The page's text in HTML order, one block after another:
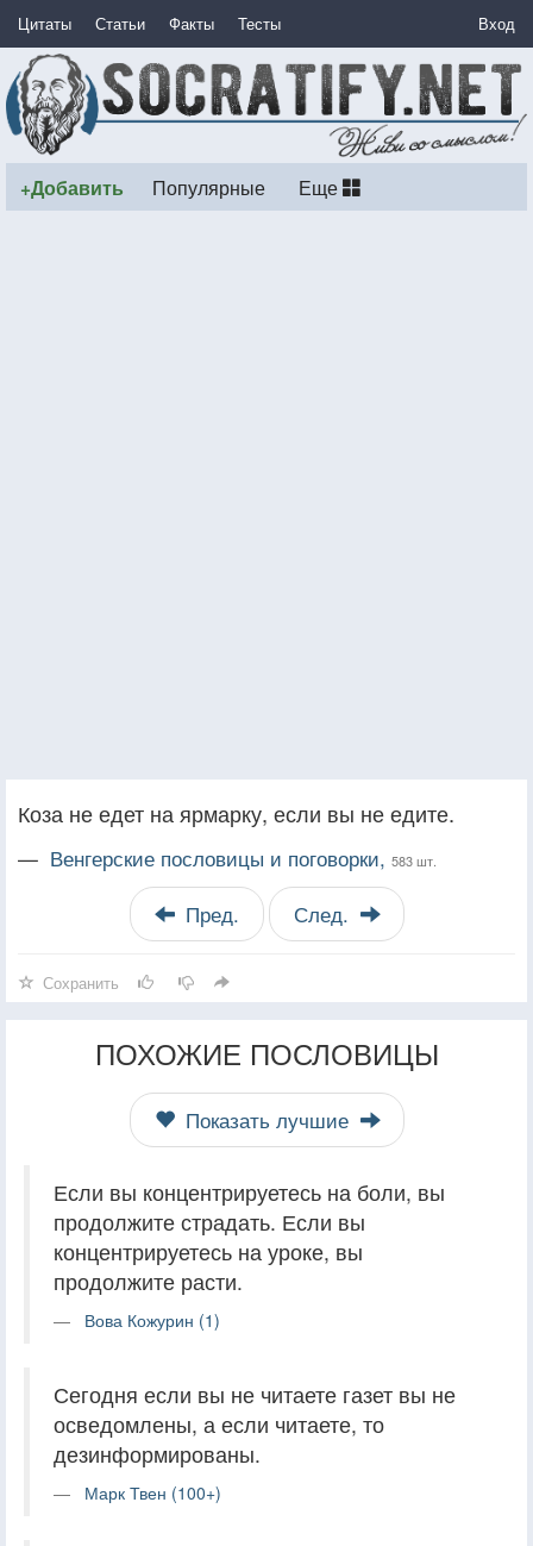
Цитаты Статьи Факты Тесты Вход
+Добавить Популярные Еще
Коза не едет на ярмарку, если вы не едите.
— Венгерские пословицы и поговорки, 583 шт.
Пред. След.
Сохранить
ПОХОЖИЕ ПОСЛОВИЦЫ
Показать лучшие
Если вы концентрируетесь на боли, вы
продолжите страдать. Если вы
концентрируетесь на уроке, вы
продолжите расти.
Вова Кожурин (1)
Сегодня если вы не читаете газет вы не
осведомлены, а если читаете, то
дезинформированы.
Марк Твен (100+)